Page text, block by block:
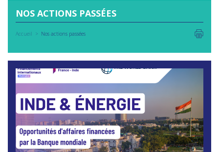
NOS ACTIONS PASSÉES
Accueil Nos actions passées